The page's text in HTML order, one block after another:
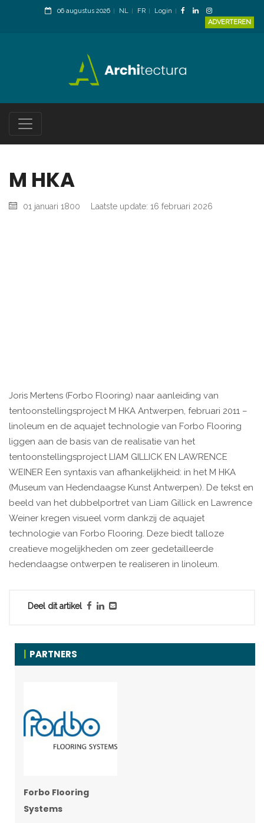
06 augustus 2026 NL FR
Login
ADVERTEREN
M HKA
01 januari 1800 Laatste update: 16 februari 2026
Joris Mertens (Forbo Flooring) naar aanleiding van
tentoonstellingsproject M HKA Antwerpen, februari 2011 –
linoleum en de aquajet technologie van Forbo Flooring
liggen aan de basis van de realisatie van het
tentoonstellingsproject LIAM GILLICK EN LAWRENCE
WEINER Een syntaxis van afhankelijkheid: in het M HKA
(Museum van Hedendaagse Kunst Antwerpen). De tekst en
beeld van het dubbelportret van Liam Gillick en Lawrence
Weiner kregen visueel vorm dankzij de aquajet
technologie van Forbo Flooring. Deze biedt talloze
creatieve mogelijkheden om zeer gedetailleerde
hedendaagse ontwerpen te realiseren in linoleum.
Deel dit artikel
PARTNERS
Forbo Flooring
Systems